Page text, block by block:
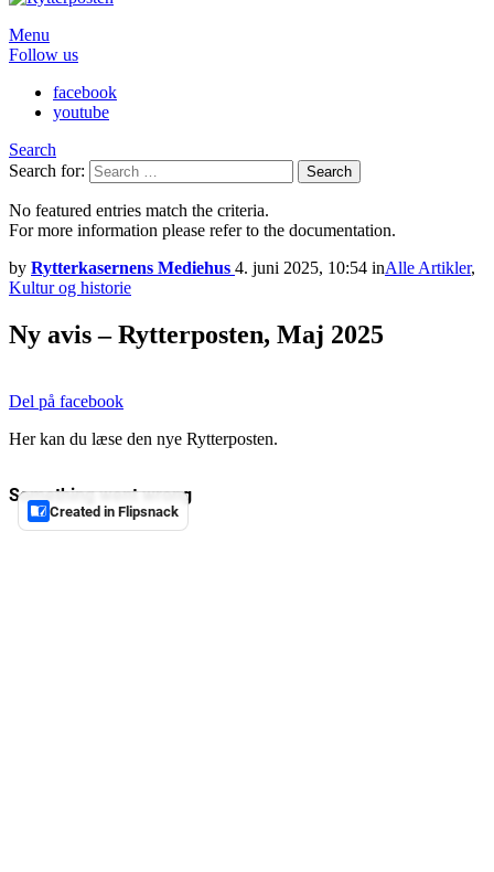
Menu
Follow us
facebook
youtube
Search
Search for:
Search
No featured entries match the criteria.
For more information please refer to the documentation.
by Rytterkasernens Mediehus 4. juni 2025, 10:54 inAlle Artikler,
Kultur og historie
Ny avis – Rytterposten, Maj 2025
Del på facebook
Her kan du læse den nye Rytterposten.